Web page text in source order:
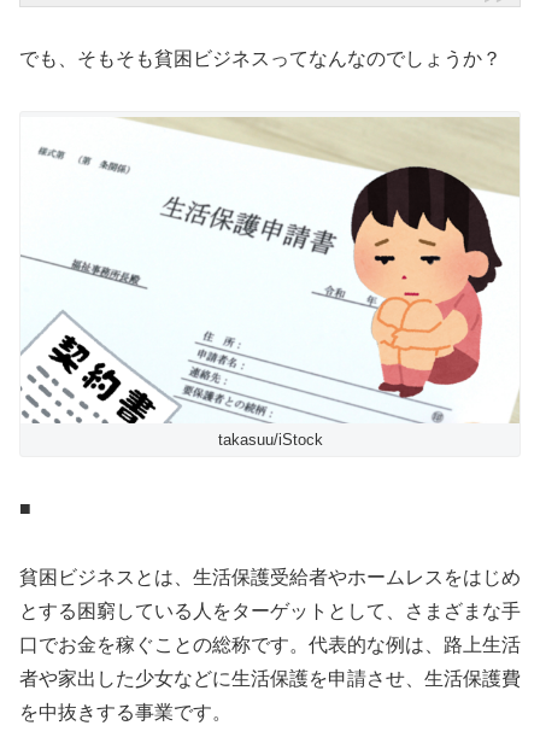
でも、そもそも貧困ビジネスってなんなのでしょうか？
takasuu/iStock
■
貧困ビジネスとは、生活保護受給者やホームレスをはじめ
とする困窮している人をターゲットとして、さまざまな手
口でお金を稼ぐことの総称です。代表的な例は、路上生活
者や家出した少女などに生活保護を申請させ、生活保護費
を中抜きする事業です。